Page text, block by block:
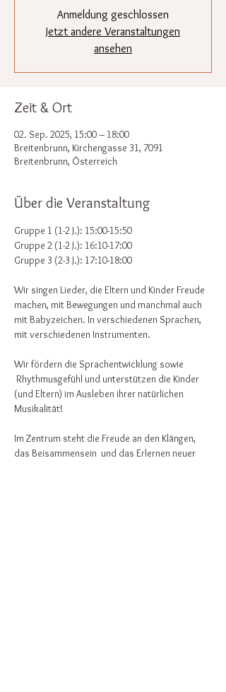
Anmeldung geschlossen
Jetzt andere Veranstaltungen
ansehen
Zeit & Ort
02. Sep. 2025, 15:00 – 18:00
Breitenbrunn, Kirchengasse 31, 7091
Breitenbrunn, Österreich
Über die Veranstaltung
Gruppe 1 (1-2 J.): 15:00-15:50
Gruppe 2 (1-2 J.): 16:10-17:00
Gruppe 3 (2-3 J.): 17:10-18:00
Wir singen Lieder, die Eltern und Kinder Freude
machen, mit Bewegungen und manchmal auch
mit Babyzeichen. In verschiedenen Sprachen,
mit verschiedenen Instrumenten.
Wir fördern die Sprachentwicklung sowie
Rhythmusgefühl und unterstützen die Kinder
(und Eltern) im Ausleben ihrer natürlichen
Musikalität!
Im Zentrum steht die Freude an den Klängen,
das Beisammensein  und das Erlernen neuer